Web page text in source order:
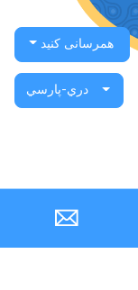
همرسانی کنید
دري-پارسي